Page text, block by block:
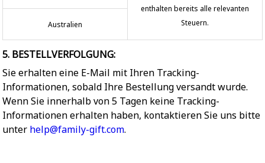
enthalten bereits alle relevanten
Steuern.
Australien
5. BESTELLVERFOLGUNG:
Sie erhalten eine E-Mail mit Ihren Tracking-
Informationen, sobald Ihre Bestellung versandt wurde.
Wenn Sie innerhalb von 5 Tagen keine Tracking-
Informationen erhalten haben, kontaktieren Sie uns bitte
unter help@family-gift.com.